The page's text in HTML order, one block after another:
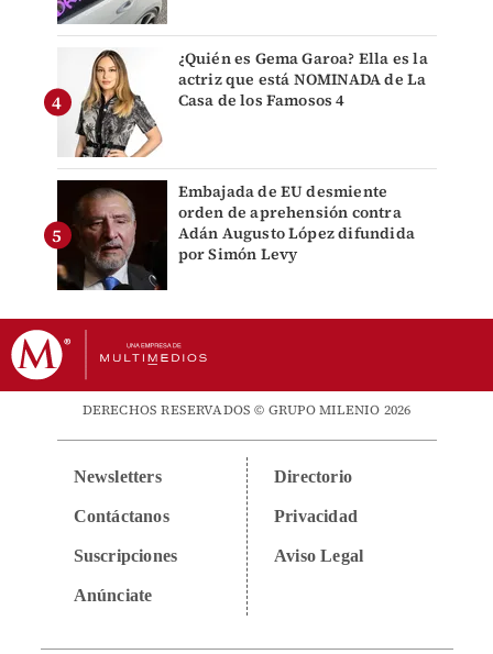
¿Quién es Gema Garoa? Ella es la
actriz que está NOMINADA de La
Casa de los Famosos 4
Embajada de EU desmiente
orden de aprehensión contra
Adán Augusto López difundida
por Simón Levy
DERECHOS RESERVADOS © GRUPO MILENIO 2026
Newsletters
Contáctanos
Suscripciones
Anúnciate
Directorio
Privacidad
Aviso Legal